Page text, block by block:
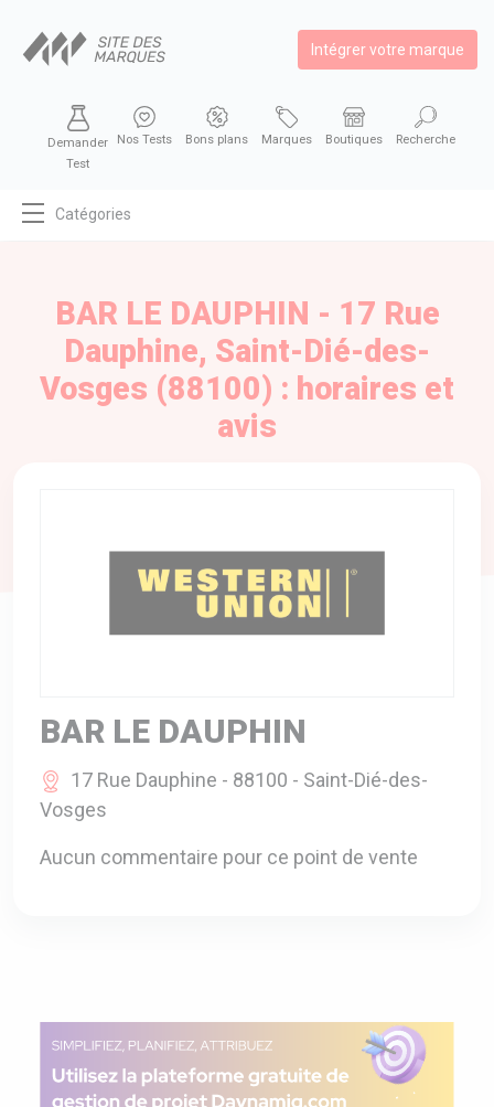
Intégrer votre marque
Demander
Test
Nos Tests Bons plans Marques Boutiques Recherche
Catégories
SE DIVERTIR
HIGH-TECH
BIO & ENVIRONNEMENT
ENTREPRISE
ANIMAUX
BAR LE DAUPHIN - 17 Rue
Dauphine, Saint-Dié-des-
Vosges (88100) : horaires et
avis
BAR LE DAUPHIN
17 Rue Dauphine - 88100 - Saint-Dié-des-
Vosges
Aucun commentaire pour ce point de vente